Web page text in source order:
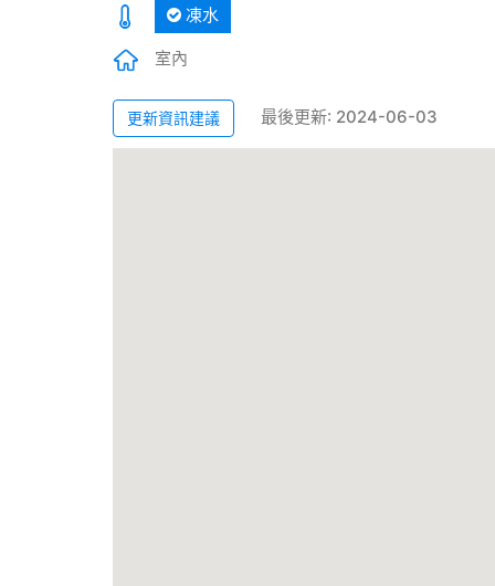
凍水
室內
更新資訊建議 最後更新: 2024-06-03